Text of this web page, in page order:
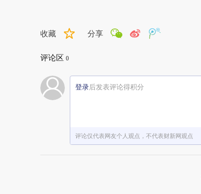
收藏 分享
评论区 0
登录后发表评论得积分
评论仅代表网友个人观点，不代表财新网观点